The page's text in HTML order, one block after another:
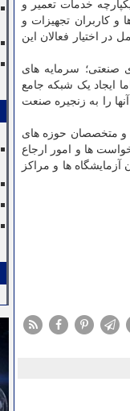
خدمات تعمیر و
و کاربران تجهیزات و
در اختیار فعالان این
صنعتی؛ سرمایه های
ایجاد یک شبکه جامع
را به زنجیره صنعت
و متخصصان حوزه های
ها و امور ارجاع
ها و مراکز